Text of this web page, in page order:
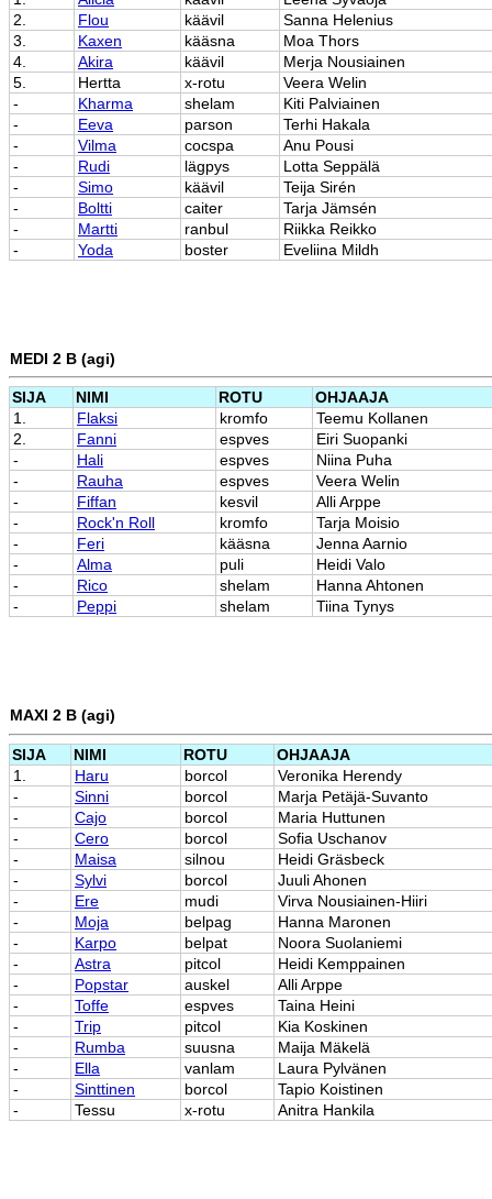
2.
Flou käävil
Sanna Helenius
3.
Kaxen kääsna
Moa Thors
4.
Akira käävil
Merja Nousiainen
5.
Hertta x-rotu
Veera Welin
-
Kharma shelam
Kiti Palviainen
-
Eeva parson
Terhi Hakala
-
Vilma cocspa
Anu Pousi
-
Rudi lägpys
Lotta Seppälä
-
Simo käävil
Teija Sirén
-
Boltti caiter
Tarja Jämsén
-
Martti ranbul
Riikka Reikko
-
Yoda boster Eveliina Mildh
MEDI 2 B (agi)
SIJA NIMI ROTU
OHJAAJA
1.
Flaksi kromfo
Teemu Kollanen
2.
Fanni espves
Eiri Suopanki
-
Hali espves
Niina Puha
-
Rauha espves
Veera Welin
-
Fiffan kesvil
Alli Arppe
-
Rock'n Roll kromfo
Tarja Moisio
-
Feri kääsna
Jenna Aarnio
-
Alma puli
Heidi Valo
-
Rico shelam
Hanna Ahtonen
-
Peppi shelam Tiina Tynys
MAXI 2 B (agi)
SIJA NIMI ROTU
OHJAAJA
1.
Haru borcol
Veronika Herendy
-
Sinni borcol
Marja Petäjä-Suvanto
-
Cajo borcol
Maria Huttunen
-
Cero borcol
Sofia Uschanov
-
Maisa silnou
Heidi Gräsbeck
-
Sylvi borcol
Juuli Ahonen
-
Ere mudi
Virva Nousiainen-Hiiri
-
Moja belpag
Hanna Maronen
-
Karpo belpat
Noora Suolaniemi
-
Astra pitcol
Heidi Kemppainen
-
Popstar auskel
Alli Arppe
-
Toffe espves
Taina Heini
-
Trip pitcol
Kia Koskinen
-
Rumba suusna
Maija Mäkelä
-
Ella vanlam
Laura Pylvänen
-
Sinttinen borcol
Tapio Koistinen
-
Tessu x-rotu Anitra Hankila